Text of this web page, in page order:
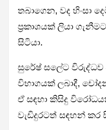
තබාගෙන, වද හිංසා
ප්‍රකාශයක් ලියා
සිටියා.
සුරේෂ් සලේට
විභාගයක් ලබාදී,
ඒ සඳහා කිසිදු
වැඩිදුරටත් සඳහන් කර